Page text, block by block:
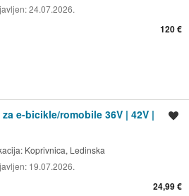
24.07.2026.
120 €
e-bicikle/romobile 36V | 42V |
Koprivnica, Ledinska
19.07.2026.
24,99 €